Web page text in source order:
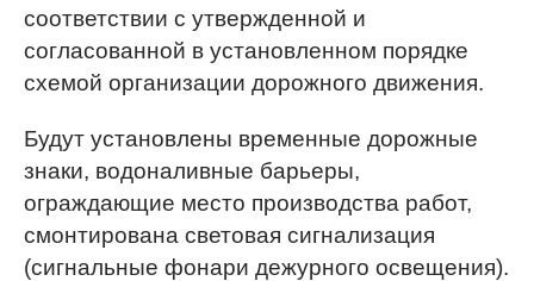
соответствии с утвержденной и
согласованной в установленном порядке
схемой организации дорожного движения.
Будут установлены временные дорожные
знаки, водоналивные барьеры,
ограждающие место производства работ,
смонтирована световая сигнализация
(сигнальные фонари дежурного освещения).